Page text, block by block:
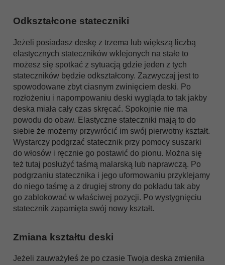
Odkształcone stateczniki
Jeżeli posiadasz deskę z trzema lub większą liczbą
elastycznych stateczników wklejonych na stałe to
możesz się spotkać z sytuacją gdzie jeden z tych
stateczników będzie odkształcony. Zazwyczaj jest to
spowodowane zbyt ciasnym zwinięciem deski. Po
rozłożeniu i napompowaniu deski wygląda to tak jakby
deska miała cały czas skręcać. Spokojnie nie ma
powodu do obaw. Elastyczne stateczniki mają to do
siebie że możemy przywrócić im swój pierwotny kształt.
Wystarczy podgrzać statecznik przy pomocy suszarki
do włosów i ręcznie go postawić do pionu. Można się
też tutaj posłużyć taśmą malarską lub naprawczą. Po
podgrzaniu statecznika i jego uformowaniu przyklejamy
do niego taśmę a z drugiej strony do pokładu tak aby
go zablokować w właściwej pozycji. Po wystygnięciu
statecznik zapamięta swój nowy kształt.
Zmiana kształtu deski
Jeżeli zauważyłeś że po czasie Twoja deska zmieniła